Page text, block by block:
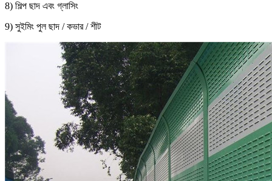
8) শিল্প ছাদ এবং গ্লাসিং
9) সুইমিং পুল ছাদ / কভার / শীট